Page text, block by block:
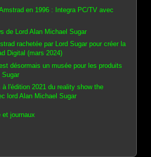
en 1996 : Integra PC/TV avec
de Lord Alan Michael Sugar
rachetée par Lord Sugar pour créer la
Digital (mars 2024)
désormais un musée pour les produits
Sugar
à l'édition 2021 du reality show the
lord Alan Michael Sugar
et journaux